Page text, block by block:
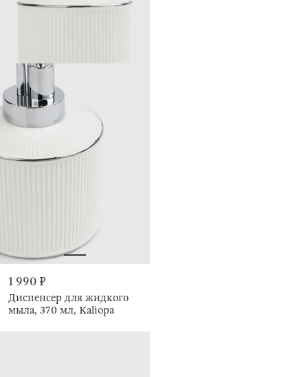
1 990 ₽
Диспенсер для жидкого
мыла, 370 мл, Kaliopa